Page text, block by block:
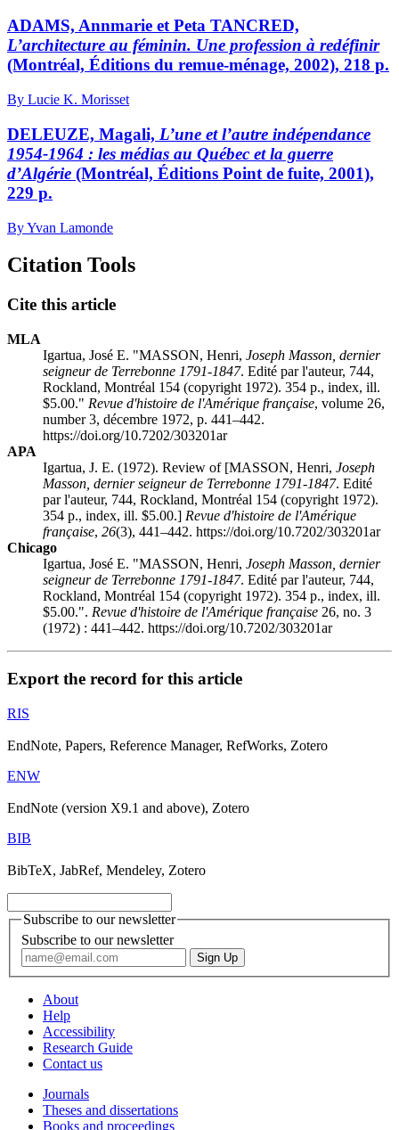
ADAMS, Annmarie et Peta TANCRED,
L’architecture au féminin. Une profession à redéfinir
(Montréal, Éditions du remue-ménage, 2002), 218 p.
By Lucie K. Morisset
DELEUZE, Magali, L’une et l’autre indépendance
1954-1964 : les médias au Québec et la guerre
d’Algérie (Montréal, Éditions Point de fuite, 2001),
229 p.
By Yvan Lamonde
Citation Tools
Cite this article
MLA
Igartua, José E. "MASSON, Henri, Joseph Masson, dernier
seigneur de Terrebonne 1791-1847. Edité par l'auteur, 744,
Rockland, Montréal 154 (copyright 1972). 354 p., index, ill.
$5.00." Revue d'histoire de l'Amérique française, volume 26,
number 3, décembre 1972, p. 441–442.
https://doi.org/10.7202/303201ar
APA
Igartua, J. E. (1972). Review of [MASSON, Henri, Joseph
Masson, dernier seigneur de Terrebonne 1791-1847. Edité
par l'auteur, 744, Rockland, Montréal 154 (copyright 1972).
354 p., index, ill. $5.00.] Revue d'histoire de l'Amérique
française, 26(3), 441–442. https://doi.org/10.7202/303201ar
Chicago
Igartua, José E. "MASSON, Henri, Joseph Masson, dernier
seigneur de Terrebonne 1791-1847. Edité par l'auteur, 744,
Rockland, Montréal 154 (copyright 1972). 354 p., index, ill.
$5.00.". Revue d'histoire de l'Amérique française 26, no. 3
(1972) : 441–442. https://doi.org/10.7202/303201ar
Export the record for this article
RIS
EndNote, Papers, Reference Manager, RefWorks, Zotero
ENW
EndNote (version X9.1 and above), Zotero
BIB
BibTeX, JabRef, Mendeley, Zotero
Subscribe to our newsletter
Subscribe to our newsletter
About
Help
Accessibility
Research Guide
Contact us
Journals
Theses and dissertations
Books and proceedings